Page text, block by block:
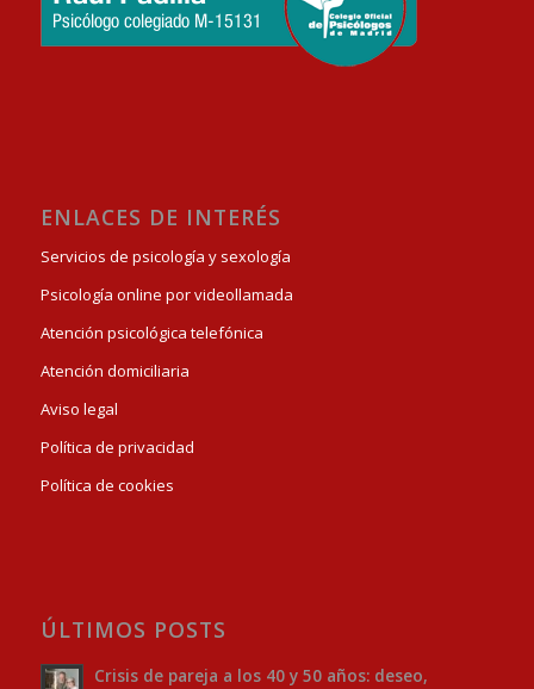
ENLACES DE INTERÉS
Servicios de psicología y sexología
Psicología online por videollamada
Atención psicológica telefónica
Atención domiciliaria
Aviso legal
Política de privacidad
Política de cookies
ÚLTIMOS POSTS
Crisis de pareja a los 40 y 50 años: deseo,